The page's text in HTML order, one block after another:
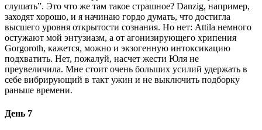
слушать”. Это что же там такое страшное? Danzig, например,
заходят хорошо, и я начинаю гордо думать, что достигла
высшего уровня открытости сознания. Но нет: Attila немного
остужают мой энтузиазм, а от агонизирующего хрипения
Gorgoroth, кажется, можно и экзогенную интоксикацию
подхватить. Нет, пожалуй, насчет жести Юля не
преувеличила. Мне стоит очень больших усилий удержать в
себе вибрирующий в такт ужин и не выключить подборку
раньше времени.
День 7